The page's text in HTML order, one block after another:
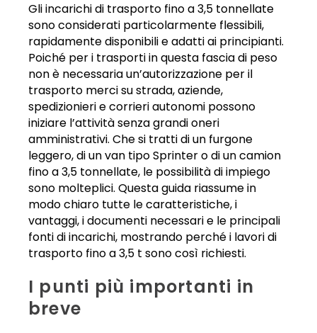
Gli incarichi di trasporto fino a 3,5 tonnellate
sono considerati particolarmente flessibili,
rapidamente disponibili e adatti ai principianti.
Poiché per i trasporti in questa fascia di peso
non è necessaria un’autorizzazione per il
trasporto merci su strada, aziende,
spedizionieri e corrieri autonomi possono
iniziare l’attività senza grandi oneri
amministrativi. Che si tratti di un furgone
leggero, di un van tipo Sprinter o di un camion
fino a 3,5 tonnellate, le possibilità di impiego
sono molteplici. Questa guida riassume in
modo chiaro tutte le caratteristiche, i
vantaggi, i documenti necessari e le principali
fonti di incarichi, mostrando perché i lavori di
trasporto fino a 3,5 t sono così richiesti.
I punti più importanti in
breve